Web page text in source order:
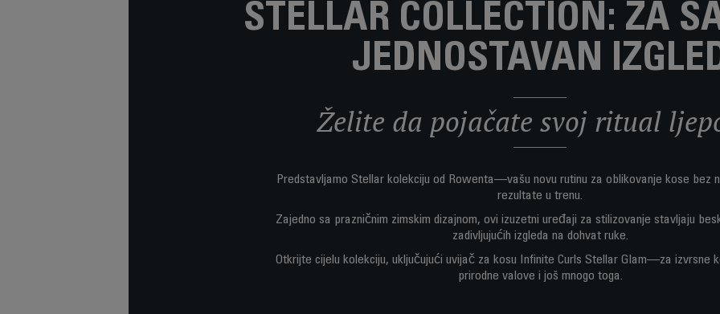
STELLAR COLLECTION: ZA
JEDNOSTAVAN
Želite da pojačate svoj ritual
Predstavljamo Stellar kolekciju od Rowenta—vašu novu rutinu za oblikovanje kose bez
rezultate u trenu.
Zajedno sa prazničnim zimskim dizajnom, ovi izuzetni uređaji za stilizovanje stavljaju
zadivljujućih izgleda na dohvat ruke.
Otkrijte cijelu kolekciju, uključujući uvijač za kosu Infinite Curls Stellar Glam—za izvrsne
prirodne valove i još mnogo toga.